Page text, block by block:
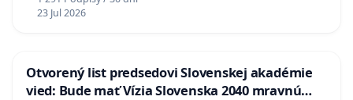
23 Jul 2026
Otvorený list predsedovi Slovenskej akadémie
vied: Bude mať Vízia Slovenska 2040 mravnú